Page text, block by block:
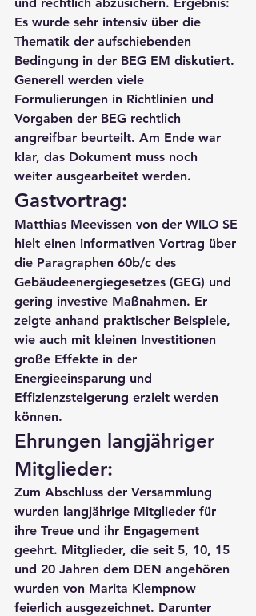
Es wurde sehr intensiv über die
Thematik der aufschiebenden
Bedingung in der BEG EM diskutiert.
Generell werden viele
Formulierungen in Richtlinien und
Vorgaben der BEG rechtlich
angreifbar beurteilt. Am Ende war
klar, das Dokument muss noch
weiter ausgearbeitet werden.
Gastvortrag:
Matthias Meevissen von der WILO SE
hielt einen informativen Vortrag über
die Paragraphen 60b/c des
Gebäudeenergiegesetzes (GEG) und
gering investive Maßnahmen. Er
zeigte anhand praktischer Beispiele,
wie auch mit kleinen Investitionen
große Effekte in der
Energieeinsparung und
Effizienzsteigerung erzielt werden
können.
Ehrungen langjähriger
Mitglieder:
Zum Abschluss der Versammlung
wurden langjährige Mitglieder für
ihre Treue und ihr Engagement
geehrt. Mitglieder, die seit 5, 10, 15
und 20 Jahren dem DEN angehören
wurden von Marita Klempnow
feierlich ausgezeichnet. Darunter